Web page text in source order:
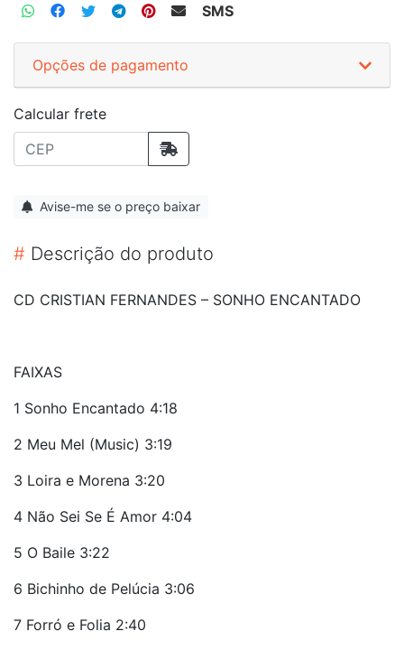
SMS
Opções de pagamento
Calcular frete
Avise-me se o preço baixar
# Descrição do produto
CD CRISTIAN FERNANDES ‎– SONHO ENCANTADO
FAIXAS
1 Sonho Encantado 4:18
2 Meu Mel (Music) 3:19
3 Loira e Morena 3:20
4 Não Sei Se É Amor 4:04
5 O Baile 3:22
6 Bichinho de Pelúcia 3:06
7 Forró e Folia 2:40